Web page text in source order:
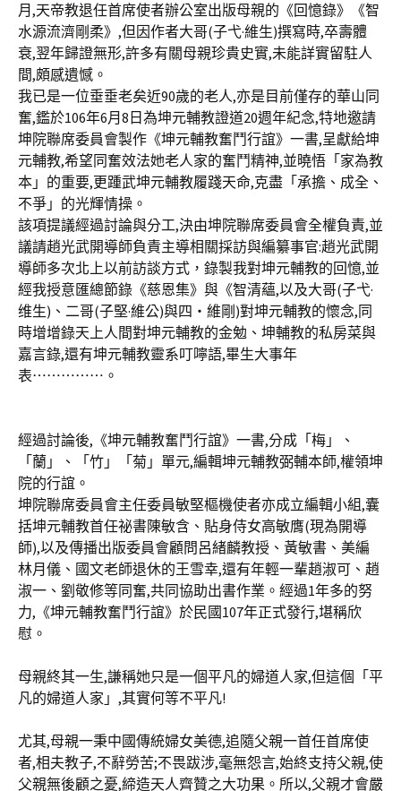
月,天帝教退任首席使者辦公室出版母親的《回憶錄》《智
水源流濟剛柔》,但因作者大哥(子弋·維生)撰寫時,卒壽體
衰,翌年歸證無形,許多有關母親珍貴史實,未能詳實留駐人
間,頗感遺憾。
我已是一位垂垂老矣近90歲的老人,亦是目前僅存的華山同
奮,鑑於106年6月8日為坤元輔教證道20週年紀念,特地邀請
坤院聯席委員會製作《坤元輔教奮鬥行誼》一書,呈獻給坤
元輔教,希望同奮效法她老人家的奮鬥精神,並曉悟「家為教
本」的重要,更踵武坤元輔教履踐天命,克盡「承擔、成全、
不爭」的光輝情操。
該項提議經過討論與分工,決由坤院聯席委員會全權負責,並
議請趙光武開導師負責主導相關採訪與編纂事官:趙光武開
導師多次北上以前訪談方式，錄製我對坤元輔教的回憶,並
經我授意匯總節錄《慈恩集》與《智清蘊,以及大哥(子弋·
维生)、二哥(子堅·維公)與四・維剛)對坤元輔教的懷念,同
時增增錄天上人間對坤元輔教的金勉、坤輔教的私房菜與
嘉言錄,還有坤元輔教靈系叮嚀語,畢生大事年
表⋯⋯⋯⋯⋯。
經過討論後,《坤元輔教奮鬥行誼》一書,分成「梅」、
「蘭」、「竹」「菊」單元,編輯坤元輔教弼輔本師,權領坤
院的行誼。
坤院聯席委員會主任委員敏堅樞機使者亦成立編輯小組,囊
括坤元輔教首任祕書陳敏含、貼身侍女高敏膺(現為開導
師),以及傳播出版委員會顧問呂緒麟教授、黃敏書、美編
林月儀、國文老師退休的王雪幸,還有年輕一輩趙淑可、趙
淑一、劉敬修等同奮,共同協助出書作業。經過1年多的努
力,《坤元輔教奮鬥行誼》於民國107年正式發行,堪稱欣
慰。
母親終其一生,謙稱她只是一個平凡的婦道人家,但這個「平
凡的婦道人家」,其實何等不平凡!
尤其,母親一秉中國傳統婦女美德,追隨父親一首任首席使
者,相夫教子,不辭勞苦;不畏跋涉,毫無怨言,始終支持父親,使
父親無後顧之憂,締造天人齊贊之大功果。所以,父親才會嚴